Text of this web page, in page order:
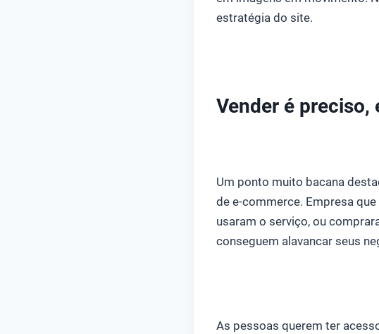
estratégia do site.
Vender é
Um ponto muito bacana
de e-commerce. Empresa
usaram o serviço, ou
conseguem alavancar seus
As pessoas querem ter